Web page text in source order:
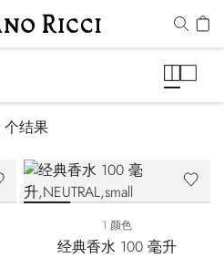
个结果
1 颜色
经典香水 100 毫升